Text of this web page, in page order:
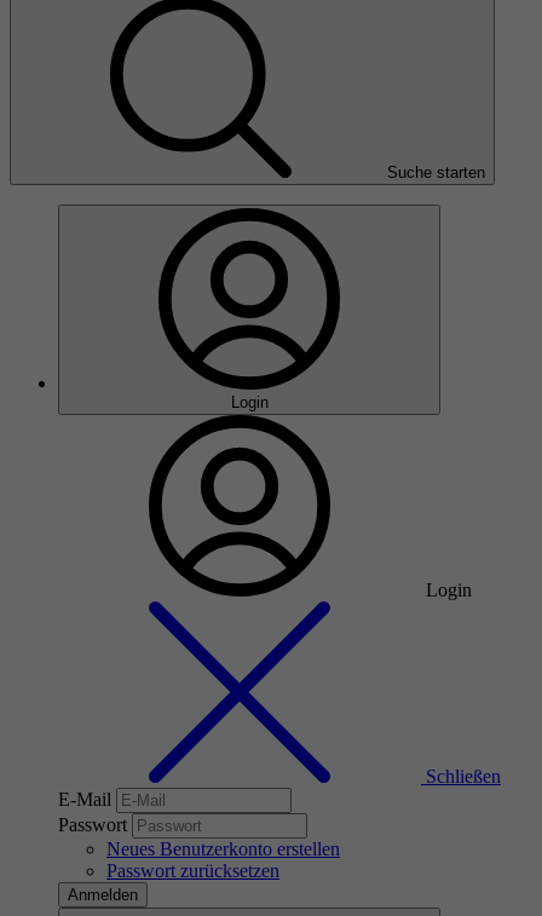
Suche starten
Login
Login
Schließen
E-Mail
Passwort
Neues Benutzerkonto erstellen
Passwort zurücksetzen
Anmelden